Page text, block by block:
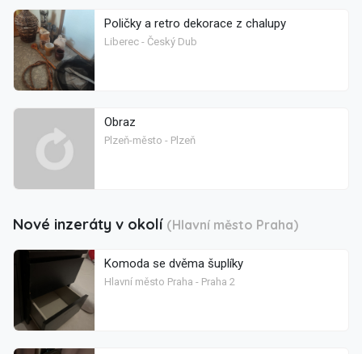
Poličky a retro dekorace z chalupy
Liberec - Český Dub
Obraz
Plzeň-město - Plzeň
Nové inzeráty v okolí (Hlavní město Praha)
Komoda se dvěma šuplíky
Hlavní město Praha - Praha 2